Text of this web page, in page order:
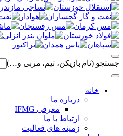
جستجو (نام بازیکن، تیم، مربی و…)
خانه
درباره ما
معرفی IFMG
ارتباط با ما
زمینه های فعالیت